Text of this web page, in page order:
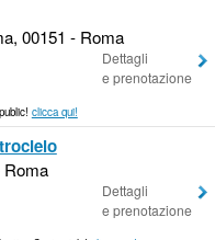
00151 - Roma
Dettagli
e prenotazione
clicca qui!
Roma
Dettagli
e prenotazione